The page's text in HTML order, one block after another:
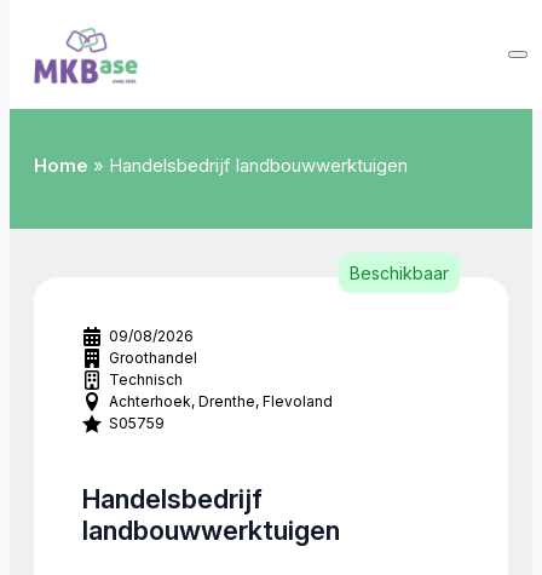
Home » Handelsbedrijf landbouwwerktuigen
09/08/2026
Groothandel
Technisch
Achterhoek Drenthe Flevoland
S05759
Handelsbedrijf
landbouwwerktuigen
Beschikbaar